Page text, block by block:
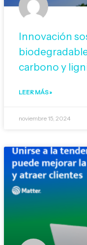
Innovación
carbono y
LEER MÁS »
noviembre 15, 2024